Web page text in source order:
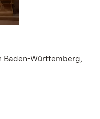
Baden-Württemberg,